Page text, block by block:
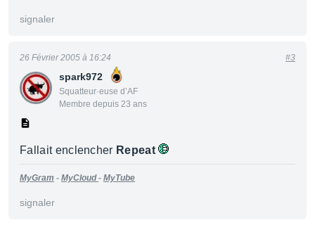
signaler
spark972
Squatteur·euse d’AF
Membre depuis 23 ans
26 Février 2005 à 16:24 #3
Fallait enclencher Repeat
MyGram - MyCloud- MyTube
signaler